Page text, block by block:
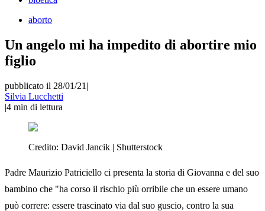
aborto
Un angelo mi ha impedito di abortire mio
figlio
pubblicato il 28/01/21 |
Silvia Lucchetti
|4 min di lettura
Credito: David Jancik | Shutterstock
Padre Maurizio Patriciello ci presenta la storia di Giovanna e del suo
bambino che "ha corso il rischio più orribile che un essere umano
può correre: essere trascinato via dal suo guscio, contro la sua